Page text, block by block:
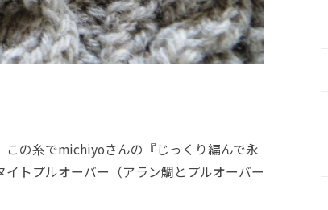
この糸でmichiyoさんの『じっくり編んで永
トプルオーバー（アラン鯛とプルオーバー